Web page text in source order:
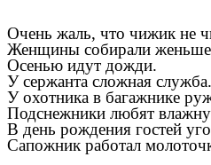
Очень жаль, что чижик не
Женщины собирали
Осенью идут дожди.
У сержанта сложная служба.
У охотника в багажнике
Подснежники любят
В день рождения гостей
Сапожник работал